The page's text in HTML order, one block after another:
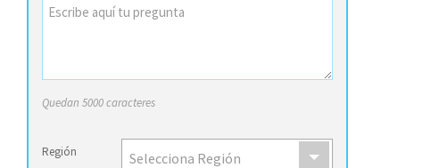
Quedan 5000 caracteres
Región Selecciona Región